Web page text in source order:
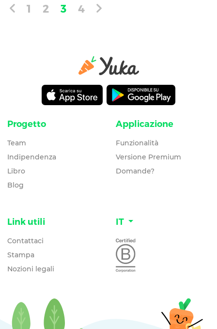
1 2 3 4
Progetto
Team
Indipendenza
Libro
Blog
Applicazione
Funzionalità
Versione Premium
Domande?
Link utili
Contattaci
Stampa
Nozioni legali
IT